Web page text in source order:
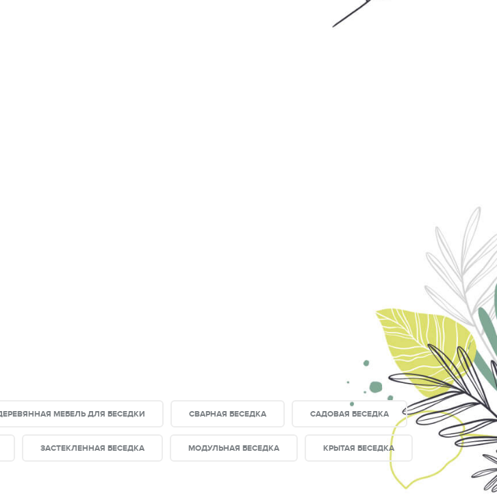
МЕБЕЛЬ ДЛЯ БЕСЕДКИ СВАРНАЯ БЕСЕДКА САДОВАЯ БЕСЕДКА
ЗАСТЕКЛЕННАЯ БЕСЕДКА МОДУЛЬНАЯ БЕСЕДКА КРЫТАЯ БЕСЕДКА